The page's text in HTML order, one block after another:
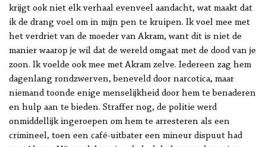
krijgt ook niet elk verhaal evenveel aandacht, wat maakt dat
ik de drang voel om in mijn pen te kruipen. Ik voel mee met
het verdriet van de moeder van Akram, want dit is niet de
manier waarop je wil dat de wereld omgaat met de dood van je
zoon. Ik voelde ook mee met Akram zelve. Iedereen zag hem
dagenlang rondzwerven, beneveld door narcotica, maar
niemand toonde enige menselijkheid door hem te benaderen
en hulp aan te bieden. Straffer nog, de politie werd
onmiddellijk ingeroepen om hem te arresteren als een
crimineel, toen een café-uitbater een mineur dispuut had